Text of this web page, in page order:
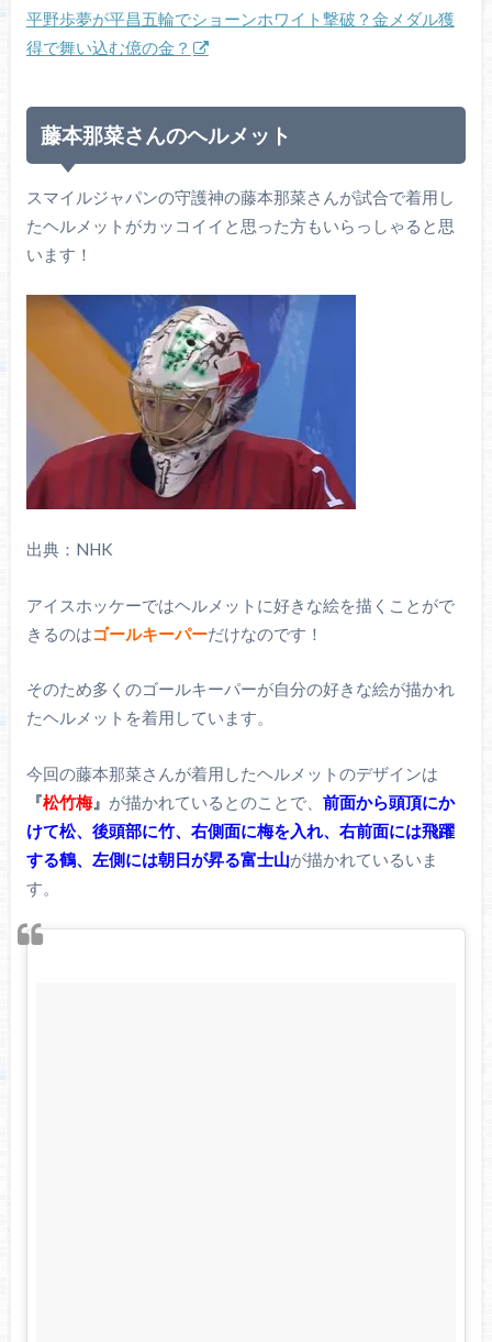
平野歩夢が平昌五輪でショーンホワイト撃破？金メダル獲
得で舞い込む億の金？
藤本那菜さんのヘルメット
スマイルジャパンの守護神の藤本那菜さんが試合で着用し
たヘルメットがカッコイイと思った方もいらっしゃると思
います！
出典：NHK
アイスホッケーではヘルメットに好きな絵を描くことがで
きるのはゴールキーパーだけなのです！
そのため多くのゴールキーパーが自分の好きな絵が描かれ
たヘルメットを着用しています。
今回の藤本那菜さんが着用したヘルメットのデザインは
『松竹梅』 が描かれているとのことで、 前面から頭頂にか
けて松、後頭部に竹、右側面に梅を入れ、右前面には飛躍
する鶴、左側には朝日が昇る富士山が描かれているいま
す。